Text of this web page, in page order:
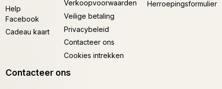
Help
Facebook
Cadeau kaart
Verkoopvoorwaarden
Veilige betaling
Privacybeleid
Contacteer ons
Cookies intrekken
Herroepingsformulier
Contacteer ons